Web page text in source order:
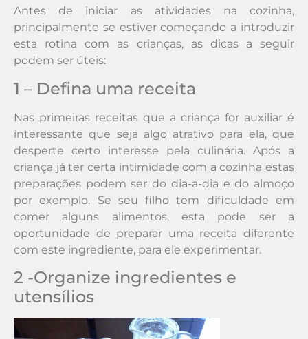
Antes de iniciar as atividades na cozinha,
principalmente se estiver começando a introduzir
esta rotina com as crianças, as dicas a seguir
podem ser úteis:
1 – Defina uma receita
Nas primeiras receitas que a criança for auxiliar é
interessante que seja algo atrativo para ela, que
desperte certo interesse pela culinária. Após a
criança já ter certa intimidade com a cozinha estas
preparações podem ser do dia-a-dia e do almoço
por exemplo. Se seu filho tem dificuldade em
comer alguns alimentos, esta pode ser a
oportunidade de preparar uma receita diferente
com este ingrediente, para ele experimentar.
2 -Organize ingredientes e
utensílios